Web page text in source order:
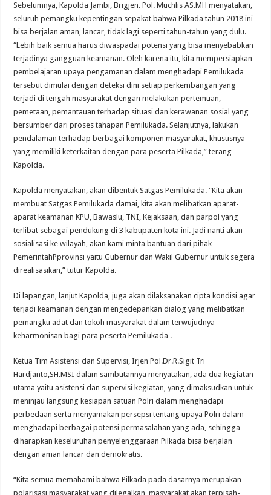
Sebelumnya, Kapolda Jambi, Brigjen. Pol. Muchlis AS.MH menyatakan,
seluruh pemangku kepentingan sepakat bahwa Pilkada tahun 2018 ini
bisa berjalan aman, lancar, tidak lagi seperti tahun-tahun yang dulu.
“Lebih baik semua harus diwaspadai potensi yang bisa menyebabkan
terjadinya gangguan keamanan. Oleh karena itu, kita mempersiapkan
pembelajaran upaya pengamanan dalam menghadapi Pemilukada
tersebut dimulai dengan deteksi dini setiap perkembangan yang
terjadi di tengah masyarakat dengan melakukan pertemuan,
pemetaan, pemantauan terhadap situasi dan kerawanan sosial yang
bersumber dari proses tahapan Pemilukada. Selanjutnya, lakukan
pendalaman terhadap berbagai komponen masyarakat, khususnya
yang memiliki keterkaitan dengan para peserta Pilkada,” terang
Kapolda.
Kapolda menyatakan, akan dibentuk Satgas Pemilukada. “Kita akan
membuat Satgas Pemilukada damai, kita akan melibatkan aparat-
aparat keamanan KPU, Bawaslu, TNI, Kejaksaan, dan parpol yang
terlibat sebagai pendukung di 3 kabupaten kota ini. Jadi nanti akan
sosialisasi ke wilayah, akan kami minta bantuan dari pihak
PemerintahPprovinsi yaitu Gubernur dan Wakil Gubernur untuk segera
direalisasikan,” tutur Kapolda.
Di lapangan, lanjut Kapolda, juga akan dilaksanakan cipta kondisi agar
terjadi keamanan dengan mengedepankan dialog yang melibatkan
pemangku adat dan tokoh masyarakat dalam terwujudnya
keharmonisan bagi para peserta Pemilukada .
Ketua Tim Asistensi dan Supervisi, Irjen Pol.Dr.R.Sigit Tri
Hardjanto,SH.MSI dalam sambutannya menyatakan, ada dua kegiatan
utama yaitu asistensi dan supervisi kegiatan, yang dimaksudkan untuk
meninjau langsung kesiapan satuan Polri dalam menghadapi
perbedaan serta menyamakan persepsi tentang upaya Polri dalam
menghadapi berbagai potensi permasalahan yang ada, sehingga
diharapkan keseluruhan penyelenggaraan Pilkada bisa berjalan
dengan aman lancar dan demokratis.
“Kita semua memahami bahwa Pilkada pada dasarnya merupakan
polarisasi masyarakat yang dilegalkan, masyarakat akan terpisah-